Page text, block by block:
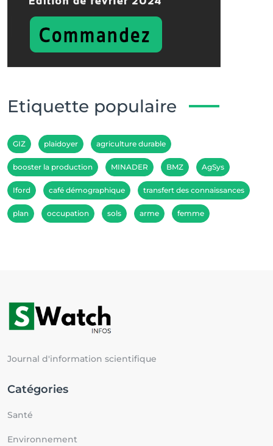
Etiquette populaire
GIZ plaidoyer agriculture durable
booster la production MINADER BMZ AgSys
Iford café démographique transfert des connaissances
plan occupation sols arme femme
Journal d'information scientifique
Catégories
Santé
Environnement